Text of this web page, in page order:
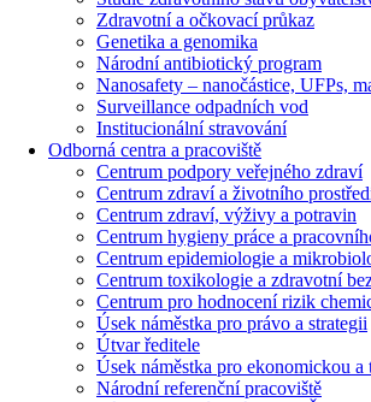
Zdravotní a očkovací průkaz
Genetika a genomika
Národní antibiotický program
Nanosafety – nanočástice, UFPs,
Surveillance odpadních vod
Institucionální stravování
Odborná centra a pracoviště
Centrum podpory veřejného zdraví
Centrum zdraví a životního
Centrum zdraví, výživy a potravin
Centrum hygieny práce a
Centrum epidemiologie a
Centrum toxikologie a zdravotní
Centrum pro hodnocení rizik
Úsek náměstka pro právo a strategii
Útvar ředitele
Úsek náměstka pro ekonomickou
Národní referenční pracoviště